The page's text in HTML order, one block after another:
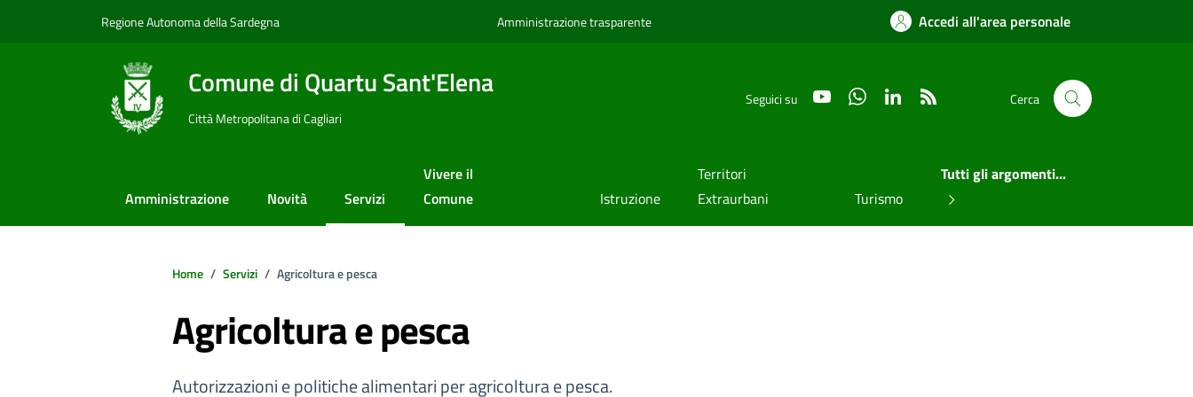
Regione Autonoma della Sardegna Amministrazione trasparente Accedi all'area personale
Comune di Quartu Sant'Elena
Città Metropolitana di Cagliari
Seguici su YouTube WhatsAppLinkedIn Cerca
Amministrazione Novità Servizi
Vivere il
Comune
Istruzione
Territori
Extraurbani
Turismo
Tutti gli argomenti...
Home Servizi Agricoltura e pesca
Agricoltura e pesca
Autorizzazioni e politiche alimentari per agricoltura e pesca.